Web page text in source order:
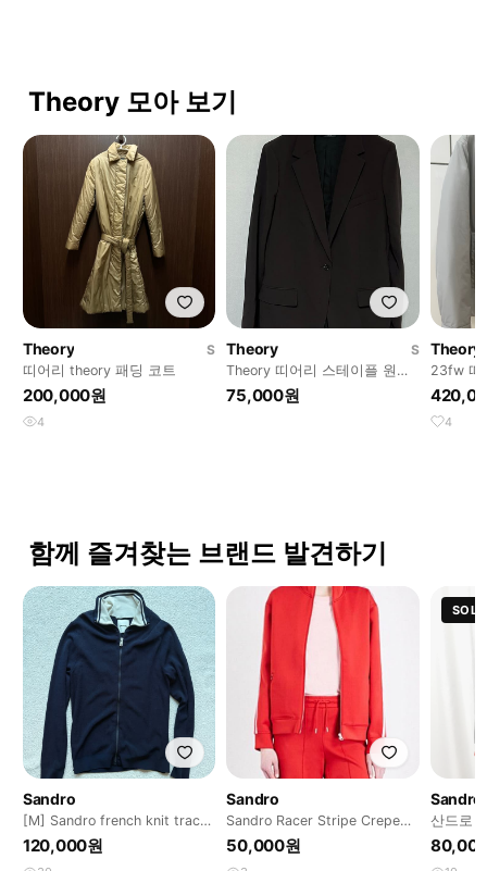
Theory 모아 보기
Theory
S
띠어리 theory 패딩 코트
200,000원
4
Theory
S
Theory 띠어리 스테이플 원버
튼 여자 싱글자켓 춘추복 S 90
55
75,000원
Theory
23fw 띠
4
함께 즐겨찾는 브랜드 발견하기
Sandro
[M] Sandro french knit track
top
120,000원
Sandro
Sandro Racer Stripe Crepe
Jacket In Red산
50,000원
SOLD
Sandro